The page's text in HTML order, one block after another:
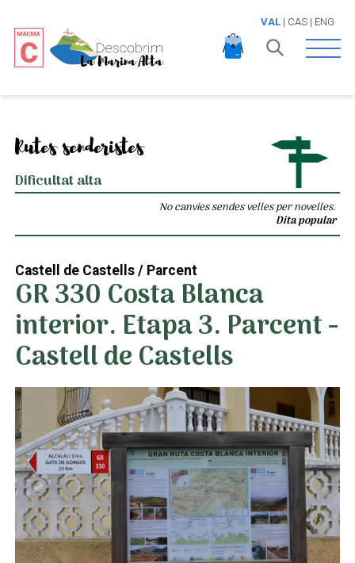
VAL| CAS| ENG
Open
Rutes senderistes
Dificultat alta
No canvies sendes velles per novelles.
Dita popular
Castell de Castells / Parcent
GR 330 Costa Blanca
interior. Etapa 3. Parcent -
Castell de Castells